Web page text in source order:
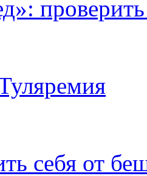
проверить